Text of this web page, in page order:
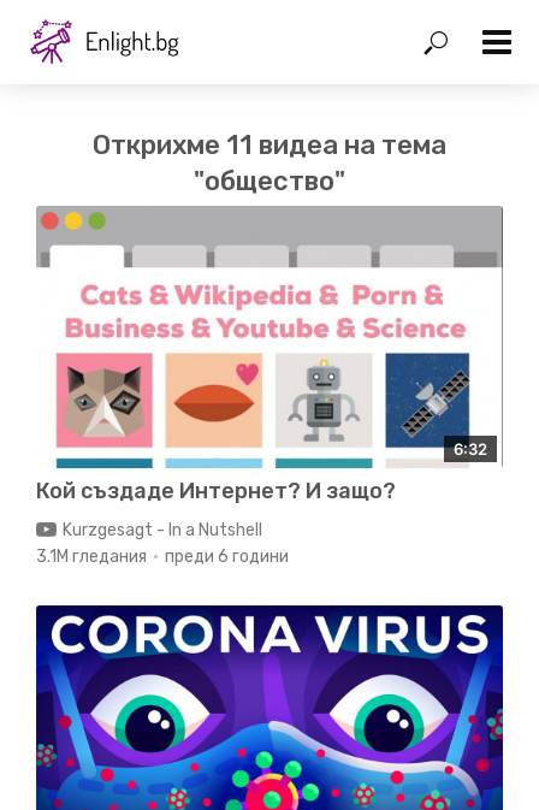
Открихме 11 видеа на тема
"общество"
6:32
Кой създаде Интернет? И защо?
Kurzgesagt - In a Nutshell
3.1M гледания
преди 6 години